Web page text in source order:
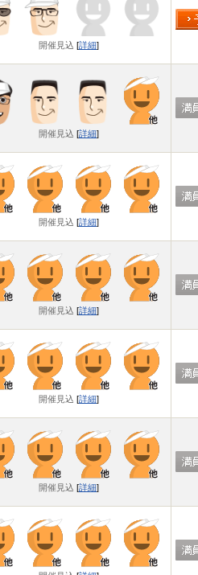
開催見込 [詳細]
開催見込 [詳細]
開催見込 [詳細]
開催見込 [詳細]
開催見込 [詳細]
開催見込 [詳細]